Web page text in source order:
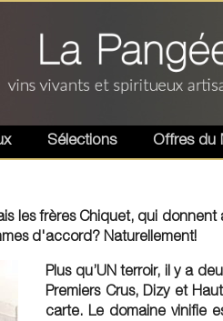
Sélections Offres du
les frères Chiquet, qui
d'accord? Naturellement!
Plus qu’UN terroir, il y a
Premiers Crus, Dizy et
carte. Le domaine vinifie